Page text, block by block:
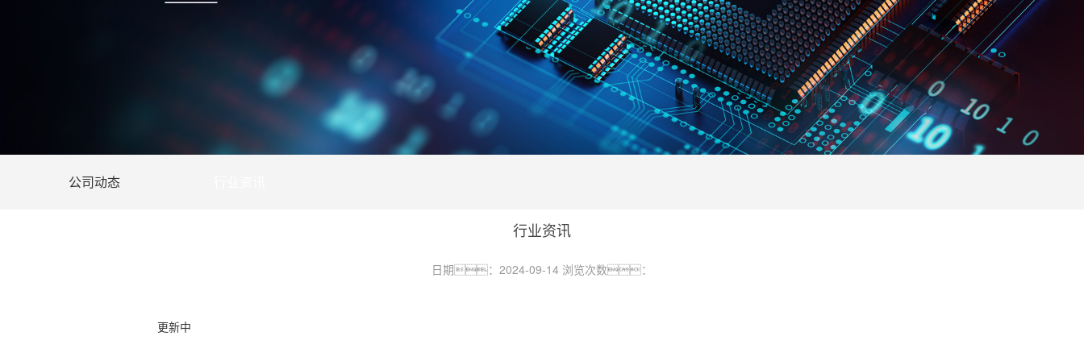
公司动态
行业资讯
日期：2024-09-14 浏览次数：
更新中